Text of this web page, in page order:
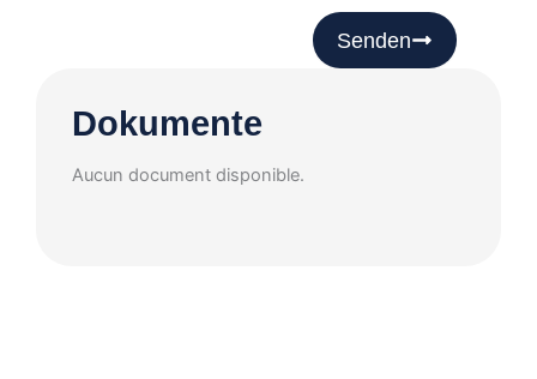
Senden
Dokumente
Aucun document disponible.